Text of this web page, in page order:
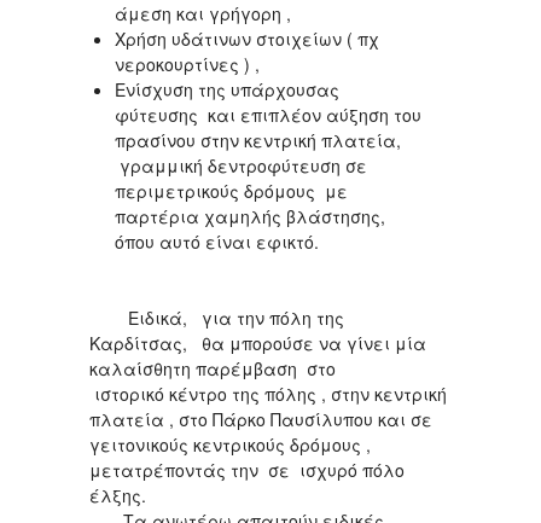
άμεση και γρήγορη ,
Χρήση υδάτινων στοιχείων ( πχ
νεροκουρτίνες ) ,
Ενίσχυση της υπάρχουσας
φύτευσης και επιπλέον αύξηση του
πρασίνου στην κεντρική πλατεία,
γραμμική δεντροφύτευση σε
περιμετρικούς δρόμους με
παρτέρια χαμηλής βλάστησης,
όπου αυτό είναι εφικτό.
Ειδικά, για την πόλη της
Καρδίτσας, θα μπορούσε να γίνει μία
καλαίσθητη παρέμβαση στο
ιστορικό κέντρο της πόλης , στην κεντρική
πλατεία , στο Πάρκο Παυσίλυπου και σε
γειτονικούς κεντρικούς δρόμους ,
μετατρέποντάς την σε ισχυρό πόλο
έλξης.